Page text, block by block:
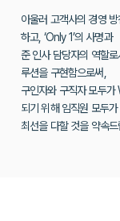
아울러 고객사의 경영
하고, ‘Only 1’의 사명과
준 인사 담당자의 역할
루션을 구현함으로써,
구인자와 구직자 모두
되기 위해 임직원 모두가
최선을 다할 것을 약속